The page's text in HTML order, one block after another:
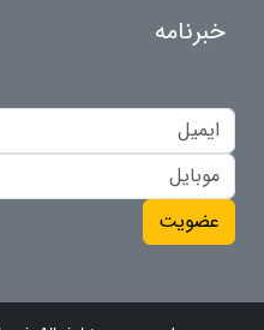
خبرنامه
عضویت